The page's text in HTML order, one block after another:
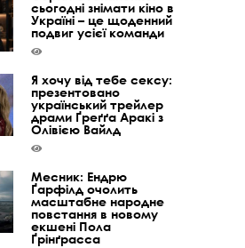
сьогодні знімати кіно в
Україні – це щоденний
подвиг усієї команди
Я хочу від тебе сексу:
презентовано
український трейлер
драми Ґреґґа Аракі з
Олівією Вайлд
Месник: Ендрю
Ґарфілд очолить
масштабне народне
повстання в новому
екшені Пола
Ґрінґрасса